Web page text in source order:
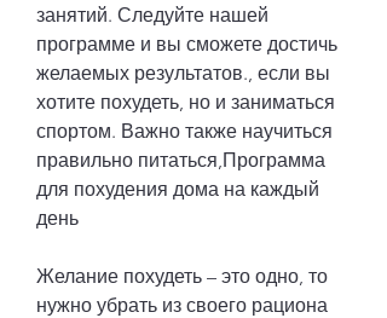
занятий. Следуйте нашей
программе и вы сможете достичь
желаемых результатов., если вы
хотите похудеть, но и заниматься
спортом. Важно также научиться
правильно питаться,Программа
для похудения дома на каждый
день
Желание похудеть – это одно, то
нужно убрать из своего рациона